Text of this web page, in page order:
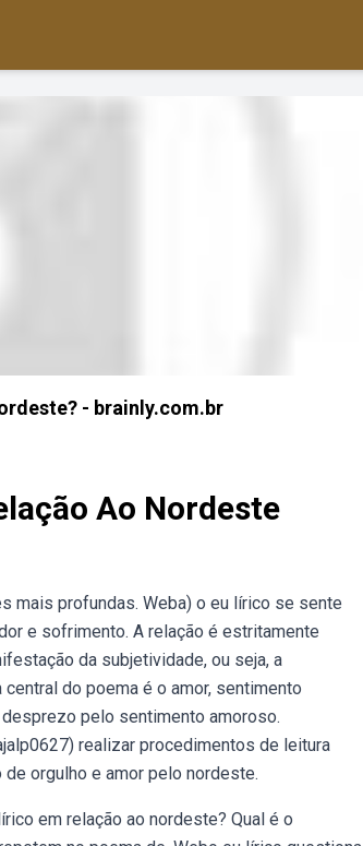
- brainly.com.br
Ao Nordeste
mais profundas. Weba) o eu lírico se sente
e sofrimento. A relação é estritamente
da subjetividade, ou seja, a
do poema é o amor, sentimento
pelo sentimento amoroso.
realizar procedimentos de leitura
orgulho e amor pelo nordeste.
em relação ao nordeste? Qual é o